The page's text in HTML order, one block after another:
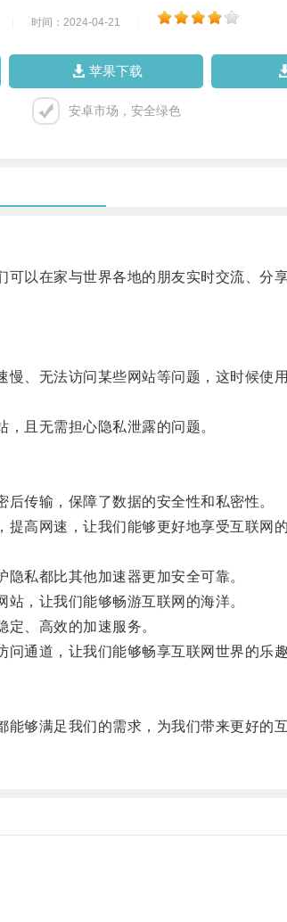
时间：2024-04-21
苹果下载
安卓市场，安全绿色
在家与世界各地的朋友实时交流、分
无法访问某些网站等问题，这时候使用
且无需担心隐私泄露的问题。
传输，保障了数据的安全性和私密性。
高网速，让我们能够更好地享受互联网的
私都比其他加速器更加安全可靠。
，让我们能够畅游互联网的海洋。
、高效的加速服务。
通道，让我们能够畅享互联网世界的乐趣
够满足我们的需求，为我们带来更好的互